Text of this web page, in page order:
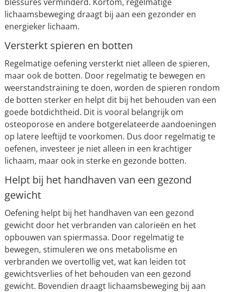
lichaamsbeweging draagt bij aan een gezonder en
energieker lichaam.
Versterkt spieren en botten
Regelmatige oefening versterkt niet alleen de spieren,
maar ook de botten. Door regelmatig te bewegen en
weerstandstraining te doen, worden de spieren rondom
de botten sterker en helpt dit bij het behouden van een
goede botdichtheid. Dit is vooral belangrijk om
osteoporose en andere botgerelateerde aandoeningen
op latere leeftijd te voorkomen. Dus door regelmatig te
oefenen, investeer je niet alleen in een krachtiger
lichaam, maar ook in sterke en gezonde botten.
Helpt bij het handhaven van een gezond
gewicht
Oefening helpt bij het handhaven van een gezond
gewicht door het verbranden van calorieën en het
opbouwen van spiermassa. Door regelmatig te
bewegen, stimuleren we ons metabolisme en
verbranden we overtollig vet, wat kan leiden tot
gewichtsverlies of het behouden van een gezond
gewicht. Bovendien draagt lichaamsbeweging bij aan